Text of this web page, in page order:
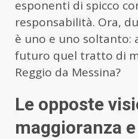
esponenti di spicco
responsabilità. Ora,
è uno e uno soltanto:
futuro quel tratto di
Reggio da Messina?
Le opposte
maggioranza